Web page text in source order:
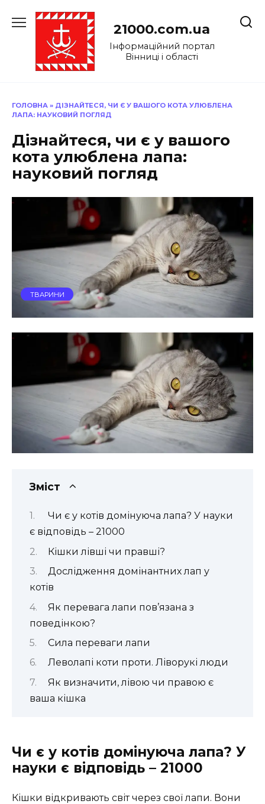
до
21000.com.ua
Інформаційний портал
Вінниці і області
ГОЛОВНА » ДІЗНАЙТЕСЯ, ЧИ Є У ВАШОГО КОТА УЛЮБЛЕНА
ЛАПА: НАУКОВИЙ ПОГЛЯД
Дізнайтеся, чи є у вашого
кота улюблена лапа:
науковий погляд
ТВАРИНИ
Зміст
Чи є у котів домінуюча лапа? У науки
є відповідь – 21000
Кішки лівші чи правші?
Дослідження домінантних лап у
котів
Як перевага лапи пов’язана з
поведінкою?
Сила переваги лапи
Леволапі коти проти. Ліворукі люди
Як визначити, лівою чи правою є
ваша кішка
Чи є у котів домінуюча лапа? У
науки є відповідь – 21000
Кішки відкривають світ через свої лапи. Вони